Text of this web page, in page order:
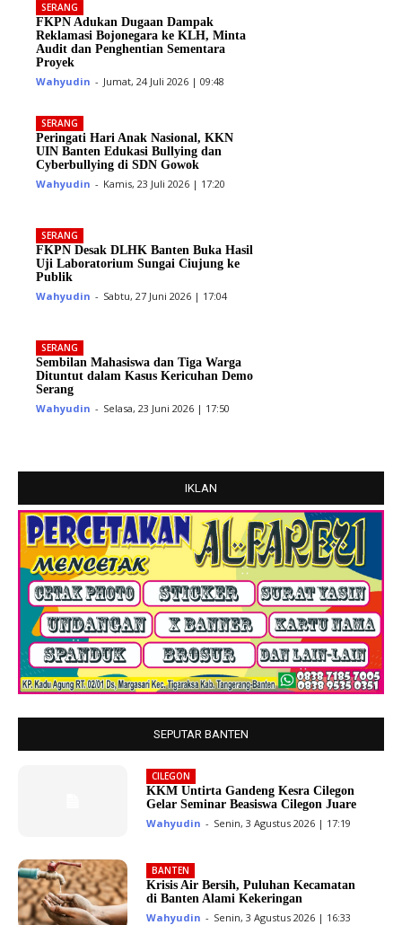
SERANG
FKPN Adukan Dugaan Dampak
Reklamasi Bojonegara ke KLH, Minta
Audit dan Penghentian Sementara
Proyek
Wahyudin - Jumat, 24 Juli 2026 | 09:48
SERANG
Peringati Hari Anak Nasional, KKN
UIN Banten Edukasi Bullying dan
Cyberbullying di SDN Gowok
Wahyudin - Kamis, 23 Juli 2026 | 17:20
SERANG
FKPN Desak DLHK Banten Buka Hasil
Uji Laboratorium Sungai Ciujung ke
Publik
Wahyudin - Sabtu, 27 Juni 2026 | 17:04
SERANG
Sembilan Mahasiswa dan Tiga Warga
Dituntut dalam Kasus Kericuhan Demo
Serang
Wahyudin - Selasa, 23 Juni 2026 | 17:50
IKLAN
SEPUTAR BANTEN
CILEGON
KKM Untirta Gandeng Kesra Cilegon
Gelar Seminar Beasiswa Cilegon Juare
Wahyudin - Senin, 3 Agustus 2026 | 17:19
BANTEN
Krisis Air Bersih, Puluhan Kecamatan
di Banten Alami Kekeringan
Wahyudin - Senin, 3 Agustus 2026 | 16:33